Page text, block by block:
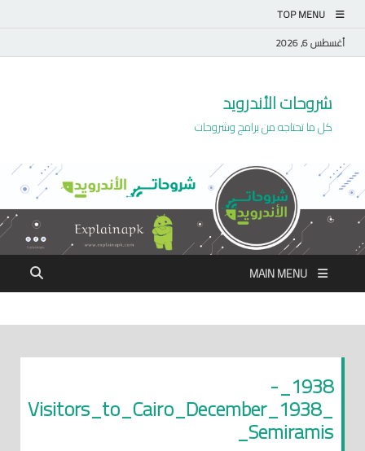
TOP MENU
أغسطس 6, 2026
شروحات الأندرويد
كل ما تحتاجه من برامج وشروحات
MAIN MENU
1938_-
_Visitors_to_Cairo_December_1938
_Semiramis